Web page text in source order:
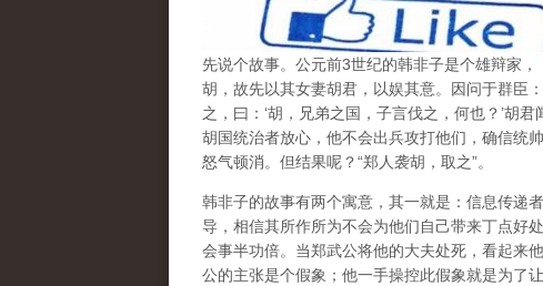
先说个故事。公元前3世纪的韩非子是个雄辩家
胡，故先以其女妻胡君，以娱其意。因问于群臣
之，曰：‘胡，兄弟之国，子言伐之，何也？’胡
胡国统治者放心，他不会出兵攻打他们，确信统
怒气顿消。但结果呢？“郑人袭胡，取之”。
韩非子的故事有两个寓意，其一就是： 信息传递
导，相信其所作所为不会为他们自己带来丁点好
会事半功倍。当郑武公将他的大夫处死，看起来
公的主张是个假象；他一手操控此假象就是为了